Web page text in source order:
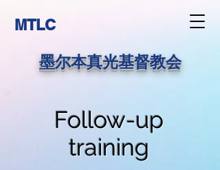
MTLC
墨尔本真光基督教会
Follow-up
training